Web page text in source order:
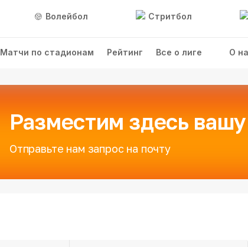
Волейбол Стритбол
Матчи по стадионам Рейтинг Все о лиге О
Разместим здесь
Отправьте нам запрос на почту